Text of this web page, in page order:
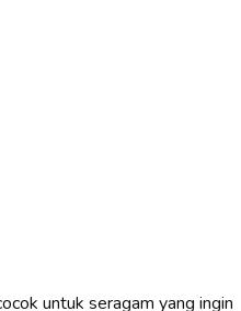
untuk seragam yang ingin